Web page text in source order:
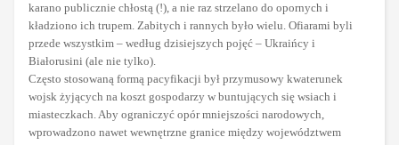
karano publicznie chłostą (!), a nie raz strzelano do opornych i
kładziono ich trupem. Zabitych i rannych było wielu. Ofiarami byli
przede wszystkim – według dzisiejszych pojęć – Ukraińcy i
Białorusini (ale nie tylko).
Często stosowaną formą pacyfikacji był przymusowy kwaterunek
wojsk żyjących na koszt gospodarzy w buntujących się wsiach i
miasteczkach. Aby ograniczyć opór mniejszości narodowych,
wprowadzono nawet wewnętrzne granice między województwem